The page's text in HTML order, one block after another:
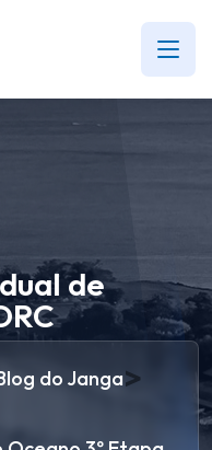
de
do Janga>